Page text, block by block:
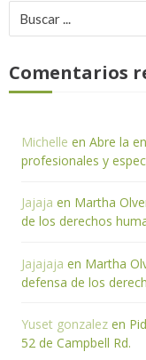
Buscar
por:
Comentarios
Michelle en Abre la
profesionales y
Jajaja en Martha
de los derechos
Jajajaja en Martha
defensa de los
Yuset gonzalez en
52 de Campbell Rd.